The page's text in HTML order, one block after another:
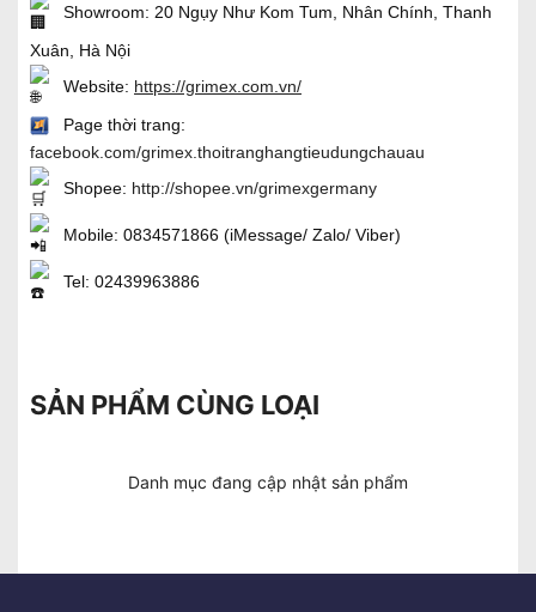
Showroom: 20 Ngụy Như Kom Tum, Nhân Chính, Thanh
Xuân, Hà Nội
Website: https://grimex.com.vn/
Page thời trang:
facebook.com/grimex.thoitranghangtieudungchauau
Shopee: http://shopee.vn/grimexgermany
Mobile: 0834571866 (iMessage/ Zalo/ Viber)
Tel: 02439963886
SẢN PHẨM CÙNG LOẠI
Danh mục đang cập nhật sản phẩm